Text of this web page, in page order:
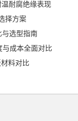
耐腐绝缘表现
择方案
与选型指南
与成本全面对比
料对比